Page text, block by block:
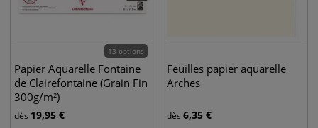
13 options
Papier Aquarelle Fontaine
de Clairefontaine (Grain Fin
300g/m²)
dès 19,95 €
Feuilles papier aquarelle
Arches
dès 6,35 €